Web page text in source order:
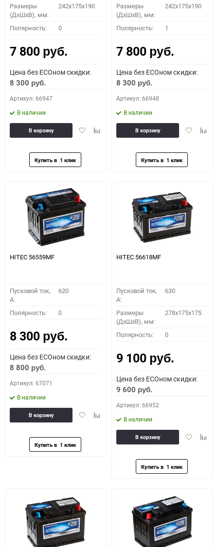
Размеры
(ДхШхВ), мм:
242x175x190
Полярность: 0
7 800 руб.
Цена без ECOном скидки:
8 300 руб.
Артикул: 66947
В наличии
ДобавитьДобавить
В корзину
Размеры
(ДхШхВ), мм:
242x175x190
Полярность: 1
7 800 руб.
Цена без ECOном скидки:
8 300 руб.
Артикул: 66948
В наличии
Добавить
В корзину
HITEC 56559MF
Пусковой ток,
A:
620
Полярность: 0
8 300 руб.
Цена без ECOном скидки:
8 800 руб.
Артикул: 67071
В наличии
ДобавитьДобавить
сравнению
В корзину
HITEC 56618MF
Пусковой ток,
A:
630
Размеры
(ДхШхВ), мм:
278x175x175
Полярность: 0
9 100 руб.
Цена без ECOном скидки:
9 600 руб.
Артикул: 66952
В наличии
Добавить
В корзину